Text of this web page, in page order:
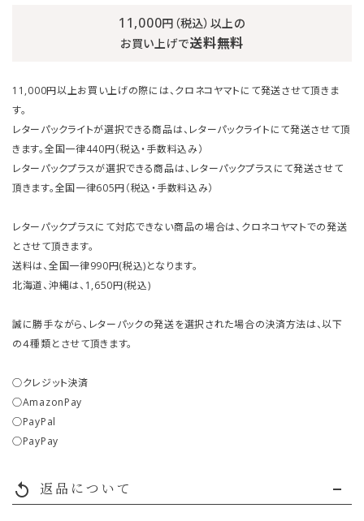
11,000円（税込）以上の
お買い上げで送料無料
11,000円以上お買い上げの際には、クロネコヤマトにて発送させて頂きま
す。
レターパックライトが選択できる商品は、レターパックライトにて発送させて頂
きます。全国一律440円（税込・手数料込み）
レターパックプラスが選択できる商品は、レターパックプラスにて発送させて
頂きます。全国一律605円（税込・手数料込み）
レターパックプラスにて対応できない商品の場合は、クロネコヤマトでの発送
とさせて頂きます。
送料は、全国一律990円(税込)となります。
北海道、沖縄は、1,650円(税込)
誠に勝手ながら、レターパックの発送を選択された場合の決済方法は、以下
の４種類とさせて頂きます。
○クレジット決済
○AmazonPay
○PayPal
○PayPay
replay 返品について